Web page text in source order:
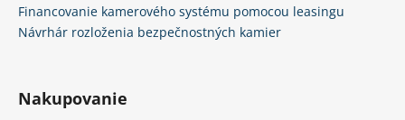
Financovanie kamerového systému pomocou leasingu
Návrhár rozloženia bezpečnostných kamier
Nakupovanie